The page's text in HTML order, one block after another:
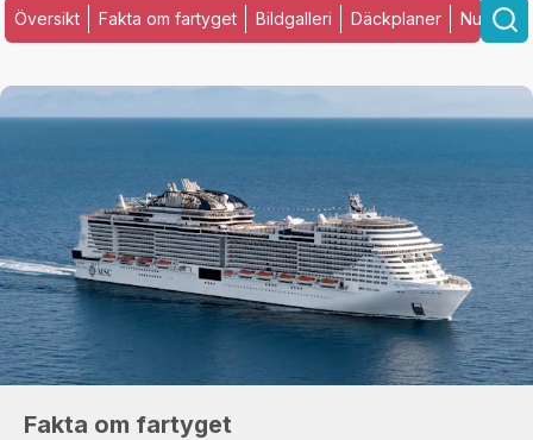
Översikt Fakta om fartyget Bildgalleri Däckplaner
Fakta om fartyget